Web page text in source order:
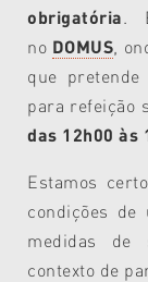
obrigatória.
no DOMUS ,
que
para refeição
das 12h00 às
Estamos
condições de
medidas de
contexto de